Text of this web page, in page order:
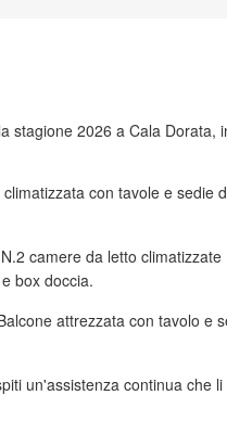
stagione 2026 a Cala
con tavole e sedie
camere da letto
box doccia.
attrezzata con tavolo e
un'assistenza continua che